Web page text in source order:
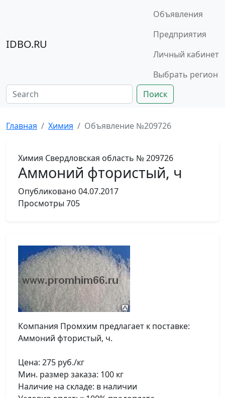
IDBO.RU
Объявления
Предприятия
Личный кабинет
Выбрать регион
Поиск
Главная Химия Объявление №209726
Химия Свердловская область № 209726
Аммоний фтористый, ч
Опубликовано 04.07.2017
Просмотры 705
Компания Промхим предлагает к поставке:
Аммоний фтористый, ч.
Цена: 275 руб./кг
Мин. размер заказа: 100 кг
Наличие на складе: в наличии